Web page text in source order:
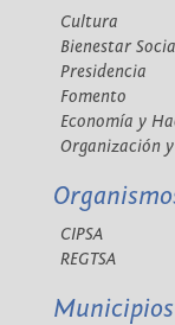
Cultura
Bienestar
Presidencia
Fomento
Economía y
Organización
CIPSA
REGTSA
Municipios